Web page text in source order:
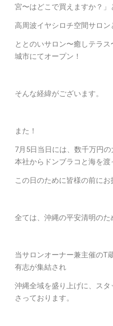
宮〜はどこで買えますか？
高周波イヤシロチ空間サロン
ととのいサロン〜癒しテラ
城市にてオープン！
そんな経緯がございます。
また！
7月5日当日には、数千万円
本社からドンブラコと海を渡
この日のために皆様の前にお
全ては、沖縄の平安清明のた
当サロンオーナー兼主催のT
有志が集結され
沖縄全域を盛り上げに、ス
さっております。